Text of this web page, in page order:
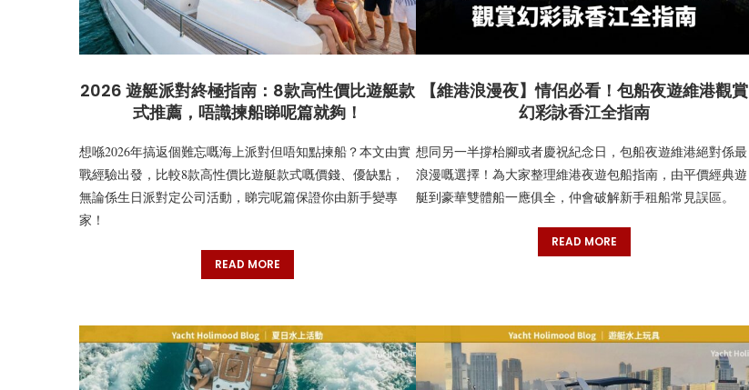
2026 遊艇派對終極指南：8款高性價比遊艇款
式推薦，唔識揀船睇呢篇就夠！
想喺2026年搞返個難忘嘅海上派對但唔知點揀船？本文由實
戰經驗出發，比較8款高性價比遊艇款式嘅價錢、優缺點，
無論係生日派對定公司活動，睇完呢篇保證你由新手變專
家！
READ MORE
【維港浪漫夜】情侶必看！包船夜遊維港觀賞
幻彩詠香江全指南
想同另一半撐枱腳或者慶祝紀念日，包船夜遊維港絕對係最
浪漫嘅選擇！為大家整理維港夜遊包船指南，由平價經典遊
艇到豪華雙體船一應俱全，仲會破解新手租船常見誤區。
READ MORE